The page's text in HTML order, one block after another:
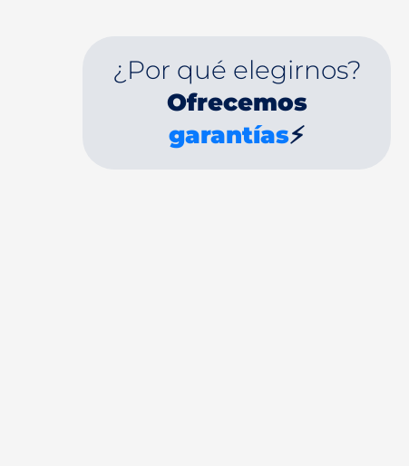
¿Por qué elegirnos?
Ofrecemos
garantías⚡